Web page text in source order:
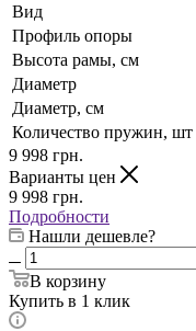
Вид
Профиль опоры
Высота рамы, см
Диаметр
Диаметр, см
Количество пружин, шт
9 998 грн.
Варианты цен
9 998 грн.
Подробности
Нашли дешевле?
В корзину
Купить в 1 клик